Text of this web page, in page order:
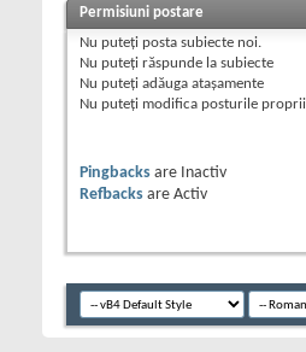
Permisiuni postare
Nu puteţi posta subiecte noi.
Nu puteţi răspunde la subiecte
Nu puteţi adăuga ataşamente
Nu puteţi modifica posturile proprii
Pingbacks are
Inactiv
Refbacks are Activ